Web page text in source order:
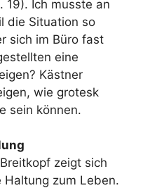
19). Ich musste an
die Situation so
sich im Büro fast
eine
Kästner
wie grotesk
sein können.
zeigt sich
zum Leben.